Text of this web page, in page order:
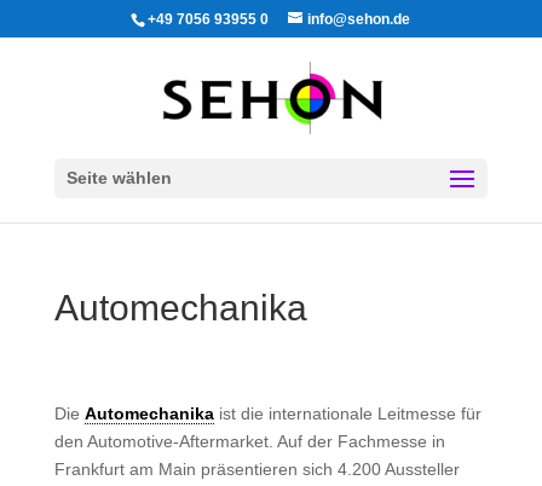
+49 7056 93955 0 info@sehon.de
Seite wählen
Automechanika
Die Automechanikaist die internationale Leitmesse für
den Automotive-Aftermarket. Auf der Fachmesse in
Frankfurt am Main präsentieren sich 4.200 Aussteller